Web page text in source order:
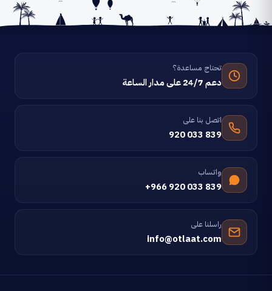
تحتاج مساعدة؟
دعم 24/7 على مدار الساعة
اتصل بنا على
920 033 839
واتساب
+966 920 033 839
راسلنا على
info@otlaat.com